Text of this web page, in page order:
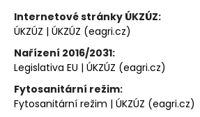
Internetové stránky ÚKZÚZ:
ÚKZÚZ | ÚKZÚZ (eagri.cz)
Nařízení 2016/2031:
Legislativa EU | ÚKZÚZ (eagri.cz)
Fytosanitární režim:
Fytosanitární režim | ÚKZÚZ (eagri.cz)